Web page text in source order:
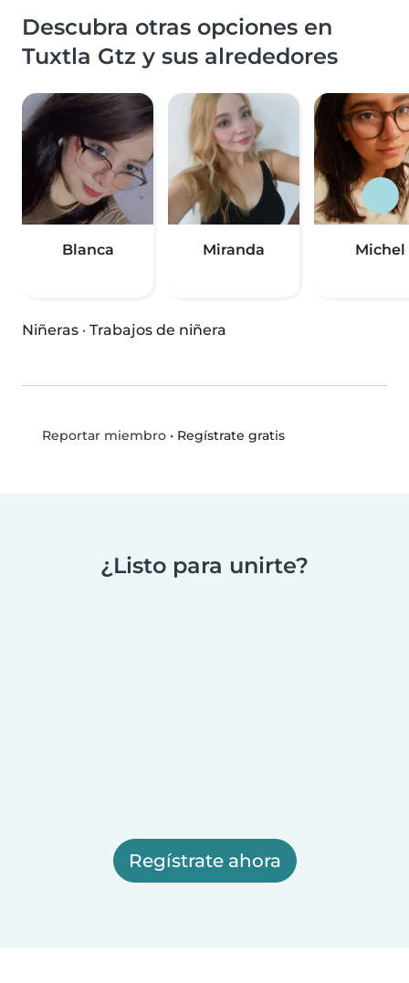
Descubra otras opciones en
Tuxtla Gtz y sus alrededores
Blanca Miranda Michel
Niñeras · Trabajos de niñera
Reportar miembro• Regístrate gratis
¿Listo para unirte?
Regístrate ahora